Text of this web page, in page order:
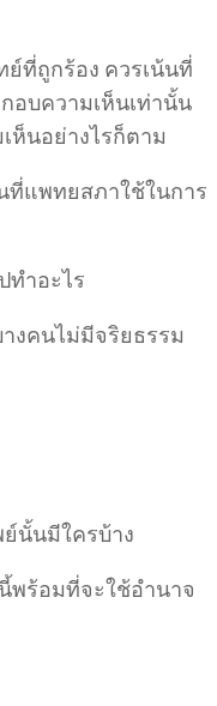
ย์ที่ถูกร้อง ควรเน้นที่
อบความเห็นเท่านั้น
ห็นอย่างไรก็ตาม
ที่แพทยสภาใช้ในการ
ทำอะไร
งคนไม่มีจริยธรรม
นั้นมีใครบ้าง
พร้อมที่จะใช้อำนาจ